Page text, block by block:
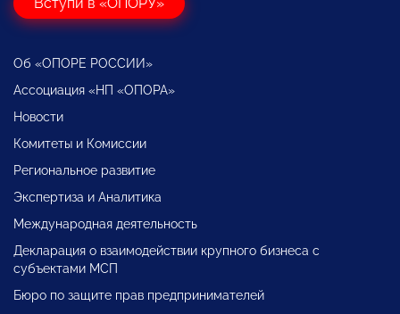
Об «ОПОРЕ РОССИИ»
Ассоциация «НП «ОПОРА»
Новости
Комитеты и Комиссии
Региональное развитие
Экспертиза и Аналитика
Международная деятельность
Декларация о взаимодействии крупного бизнеса с
субъектами МСП
Бюро по защите прав предпринимателей